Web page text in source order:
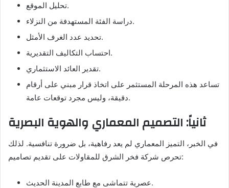
تحليل الموقع.
دراسة الفئة المستهدفة من النزلاء.
تحديد عدد الغرف الأمثل.
احتساب التكاليف التقديرية.
تقدير العائد الاستثماري.
تساعد هذه المرحلة المستثمر على اتخاذ قرار مبني على أرقام
دقيقة، وليس مجرد توقعات عامة.
ثانياً: التصميم المعماري والهوية البصرية
في الخبر، التميز المعماري لم يعد رفاهية، بل ضرورة تنافسية. لذلك
تحرص شركة فخر الشرق للمقاولات على تقديم تصاميم:
عصرية تتماشى مع طابع المدينة الحديث.